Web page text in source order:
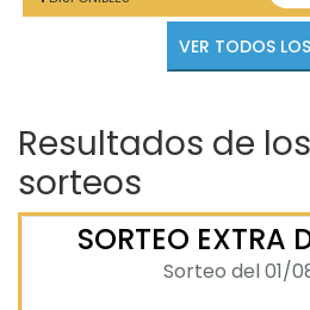
Resultados de
sorteos
SORTEO EXTRA
Sorteo del 01/